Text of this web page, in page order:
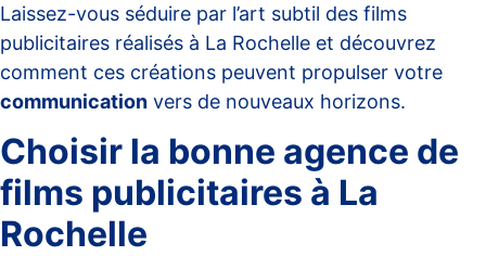
Laissez-vous séduire par l’art subtil des films
publicitaires réalisés à La Rochelle et découvrez
comment ces créations peuvent propulser votre
communication vers de nouveaux horizons.
Choisir la bonne agence de
films publicitaires à La
Rochelle